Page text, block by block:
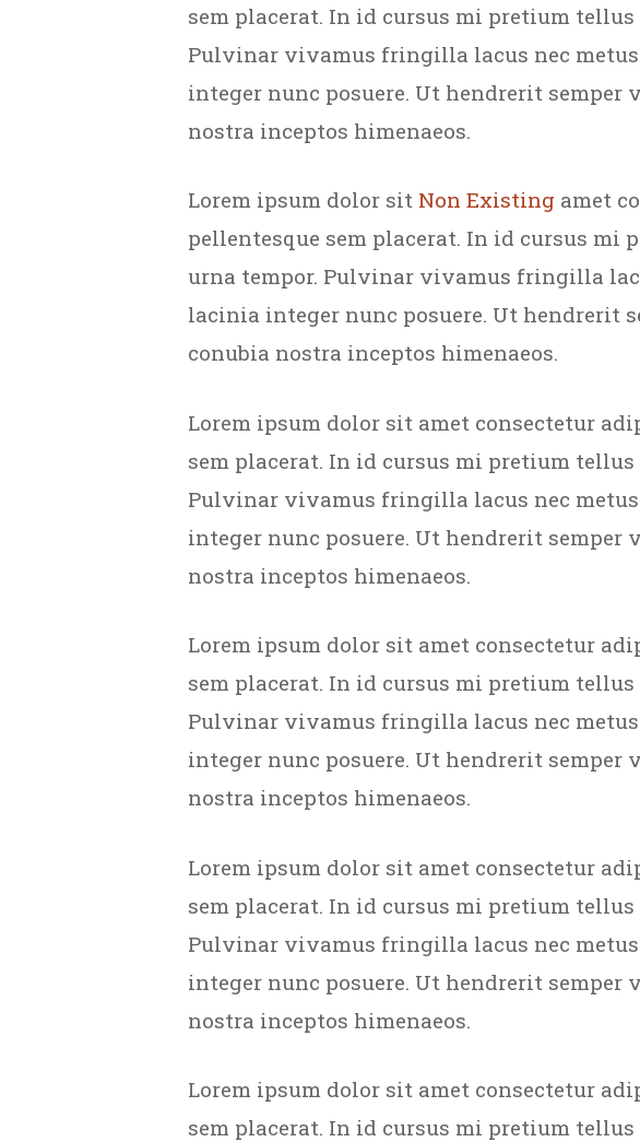
sem placerat. In id cursus mi pretium
Pulvinar vivamus fringilla lacus nec
integer nunc posuere. Ut hendrerit
nostra inceptos himenaeos.
Lorem ipsum dolor sit Non Existing amet
pellentesque sem placerat. In id cursus mi
urna tempor. Pulvinar vivamus fringilla
lacinia integer nunc posuere. Ut hendrerit
conubia nostra inceptos himenaeos.
Lorem ipsum dolor sit amet consectetur
sem placerat. In id cursus mi pretium
Pulvinar vivamus fringilla lacus nec
integer nunc posuere. Ut hendrerit
nostra inceptos himenaeos.
Lorem ipsum dolor sit amet consectetur
sem placerat. In id cursus mi pretium
Pulvinar vivamus fringilla lacus nec
integer nunc posuere. Ut hendrerit
nostra inceptos himenaeos.
Lorem ipsum dolor sit amet consectetur
sem placerat. In id cursus mi pretium
Pulvinar vivamus fringilla lacus nec
integer nunc posuere. Ut hendrerit
nostra inceptos himenaeos.
Lorem ipsum dolor sit amet consectetur
sem placerat. In id cursus mi pretium